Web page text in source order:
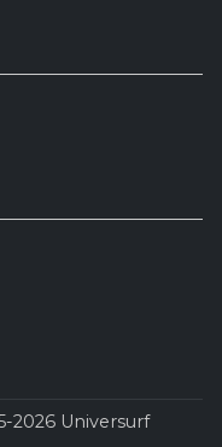
2026 Universurf